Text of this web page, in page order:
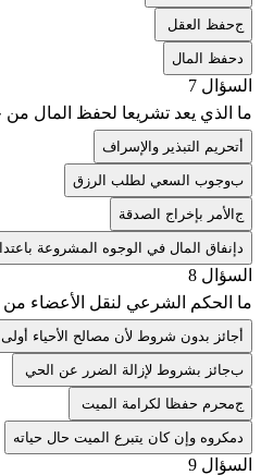
جحفظ العقل
حفظ المال
السؤال 7
ما الذي يعد تشريعا لحفظ المال من
تحريم التبذير والإسراف
بوجوب السعي لطلب الرزق
جالأمر بإخراج الصدقة
إنفاق المال في الوجوه المشروعة
السؤال 8
ما الحكم الشرعي لنقل الأعضاء من
جائز بدون شروط لأن مصالح الأحياء أولى
بجائز بشروط لإزالة الضرر عن الحي
جمحرم حفظا لكرامة الميت
مكروه وإن كان يتبرع الميت حال حياته
السؤال 9